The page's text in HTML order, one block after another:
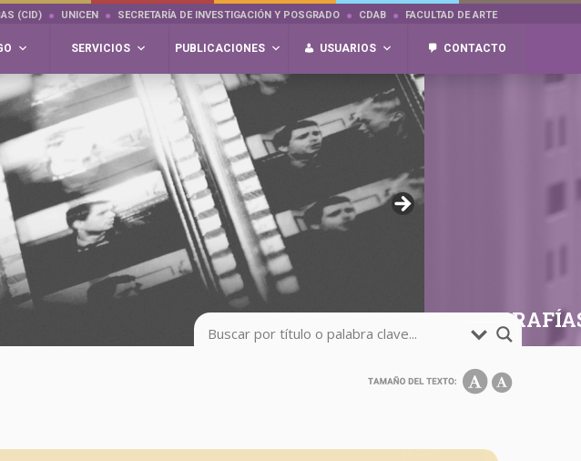
(CID) UNICEN SECRETARÍA DE INVESTIGACIÓN Y POSGRADO CDAB FACULTAD DE ARTE
SERVICIOS PUBLICACIONES USUARIOS CONTACTO